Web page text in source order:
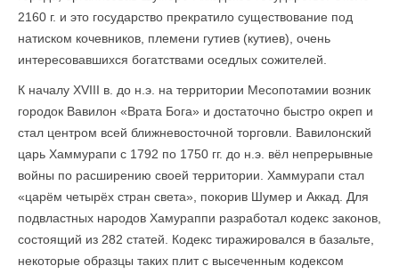
2160 г. и это государство прекратило существование под
натиском кочевников, племени гутиев (кутиев), очень
интересовавшихся богатствами оседлых сожителей.
К началу XVIII в. до н.э. на территории Месопотамии возник
городок Вавилон «Врата Бога» и достаточно быстро окреп и
стал центром всей ближневосточной торговли. Вавилонский
царь Хаммурапи с 1792 по 1750 гг. до н.э. вёл непрерывные
войны по расширению своей территории. Хаммурапи стал
«царём четырёх стран света», покорив Шумер и Аккад. Для
подвластных народов Хамураппи разработал кодекс законов,
состоящий из 282 статей. Кодекс тиражировался в базальте,
некоторые образцы таких плит с высеченным кодексом